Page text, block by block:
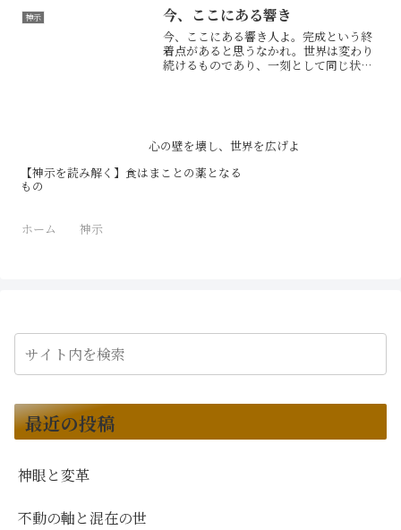
野広がりて人は真の自然体となりにけ
り。視野狭きなれば、選択を過...
神示 今、ここにある響き
今、ここにある響き人よ。完成という終
着点があると思うなかれ。世界は変わり
続けるものであり、一刻として同じ状態
心の壁を壊し、世界を広げよ
【神示を読み解く】食はまことの薬となる
もの
ホーム 神示
最近の投稿
神眼と変革
不動の軸と混在の世